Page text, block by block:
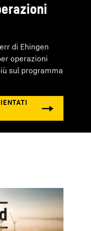
di Ehingen
operazioni
sul programma